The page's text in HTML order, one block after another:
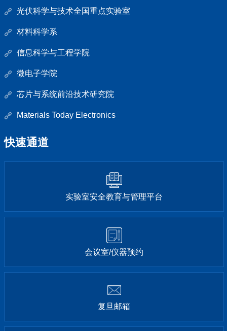
光伏科学与技术全国重点实验室
材料科学系
信息科学与工程学院
微电子学院
芯片与系统前沿技术研究院
Materials Today Electronics
快速通道
实验室安全教育与管理平台
会议室/仪器预约
复旦邮箱